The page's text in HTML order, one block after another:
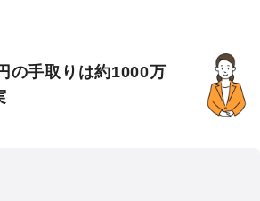
の手取りは約1000万